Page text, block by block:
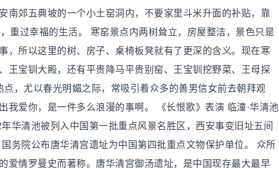
南郊五典坡的一个小土窑洞内，不要家里斗米升面的补贴，靠
重过幸福的生活。 寒窑景点内两树耸立，房屋整洁，景色只是
，所以这里的树、房子、桌椅板凳就有了更深的含义。现在寒
王宝钏大殿，还有平贵降马平贵别窑、王宝钏挖野菜、王母探
，尤以春光明媚之际，常吸引着众多的善男信女前去朝拜观
我爱你，是一件多么浪漫的事啊。 《长恨歌》表演 临潼·华清池
华清池被列入中国第一批重点风景名胜区，西安事变旧址五间
务院公布唐华清宫遗址为中国第四批重点文物保护单位。 众所
爱情罗曼史而著称。唐华清宫御汤遗址，是中国现存最大最早